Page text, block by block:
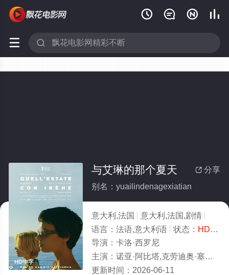
   
 
HD中字
 分享
与艾琳的那个夏天
别名：yuailindenagexiatian
意大利,法国 意大利,法国,剧情
语言： 法语,意大利语 状态： HD中字/高清
导演： 卡洛·西罗尼
主演： 诺亚·阿比塔,克劳迪奥·塞加卢西奥,玛丽亚·卡米拉·勃兰登堡,Gabriele·Rollo·Gabriele·Rollo,Beatrice·Puccil
更新时间： 2026-06-11